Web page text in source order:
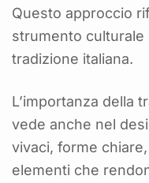
Questo approccio
strumento culturale
tradizione italiana.
L’importanza della
vede anche nel
vivaci, forme
elementi che